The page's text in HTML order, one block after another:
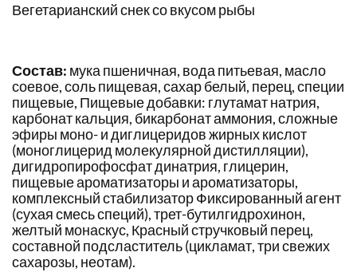
Вегетарианский снек со вкусом рыбы
Состав: мука пшеничная, вода питьевая, масло
соевое, соль пищевая, сахар белый, перец, специи
пищевые, Пищевые добавки: глутамат натрия,
карбонат кальция, бикарбонат аммония, сложные
эфиры моно- и диглицеридов жирных кислот
(моноглицерид молекулярной дистилляции),
дигидропирофосфат динатрия, глицерин,
пищевые ароматизаторы и ароматизаторы,
комплексный стабилизатор Фиксированный агент
(сухая смесь специй), трет-бутилгидрохинон,
желтый монаскус, Красный стручковый перец,
составной подсластитель (цикламат, три свежих
сахарозы, неотам).